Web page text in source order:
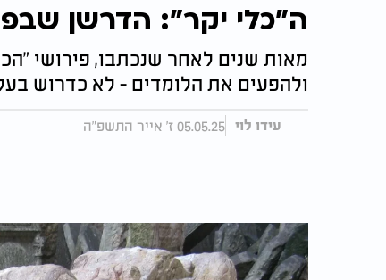
ה"כלי יקר": הדרשן
מאות שנים לאחר שנכתבו, פירושי
ולהפעים את הלומדים - לא כדרוש
עידו לוי 05.05.25 ז' אייר התשפ"ה